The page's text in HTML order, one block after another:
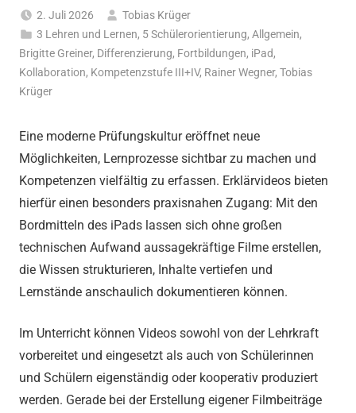
2. Juli 2026
Tobias Krüger
3 Lehren und Lernen, 5 Schülerorientierung,Allgemein,
Brigitte Greiner, Differenzierung, Fortbildungen, iPad,
Kollaboration, Kompetenzstufe III+IV, Rainer Wegner, Tobias
Krüger
Eine moderne Prüfungskultur eröffnet neue
Möglichkeiten, Lernprozesse sichtbar zu machen und
Kompetenzen vielfältig zu erfassen. Erklärvideos bieten
hierfür einen besonders praxisnahen Zugang: Mit den
Bordmitteln des iPads lassen sich ohne großen
technischen Aufwand aussagekräftige Filme erstellen,
die Wissen strukturieren, Inhalte vertiefen und
Lernstände anschaulich dokumentieren können.
Im Unterricht können Videos sowohl von der Lehrkraft
vorbereitet und eingesetzt als auch von Schülerinnen
und Schülern eigenständig oder kooperativ produziert
werden. Gerade bei der Erstellung eigener Filmbeiträge